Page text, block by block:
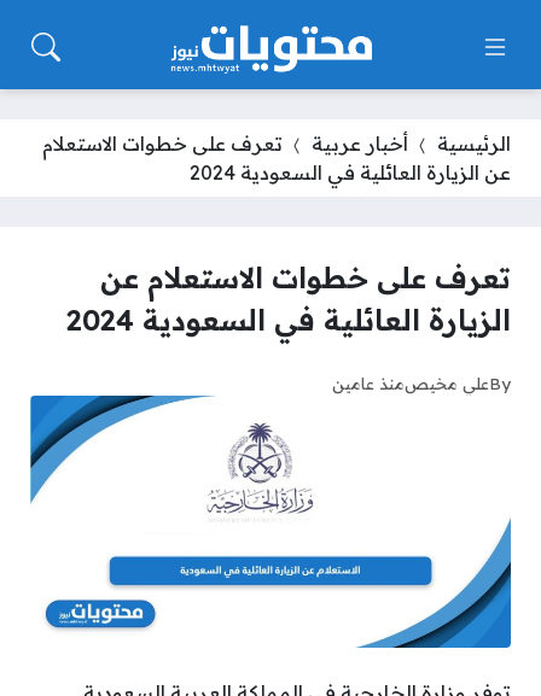
الرئيسية أخبار عربية
تعرف على خطوات الاستعلام
عن الزيارة العائلية في السعودية 2024
تعرف على خطوات الاستعلام عن
الزيارة العائلية في السعودية 2024
Byعلي مخيصمنذ عامين